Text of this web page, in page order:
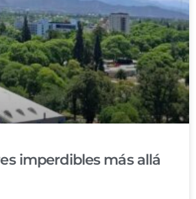
imperdibles más allá